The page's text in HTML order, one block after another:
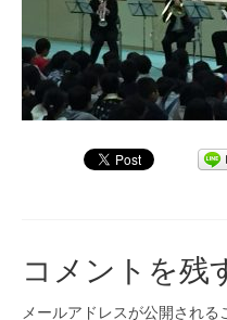
ご寄付のお願い
演奏会の歴史
出張演奏
九大フィル特集ページ
コメントを残
メールアドレスが公開される